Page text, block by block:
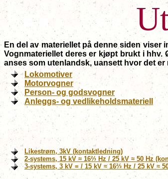
En del av materiellet på denne siden viser
Vognmateriellet deres er kjøpt brukt i hhv.
anses som utenlandsk, uansett hvor det
Lokomotiver
Motorvogner
Person- og godsvogner
Anleggs- og vedlikeholdsmateriell
Likestrøm, 3kV (kontaktledning)
2-systems, 15 kV ≈ 16⅔ Hz / 25 kV ≈ 50 Hz
3-systems, 3 kV = / 15 kV ≈ 16⅔ Hz / 25 kV ≈